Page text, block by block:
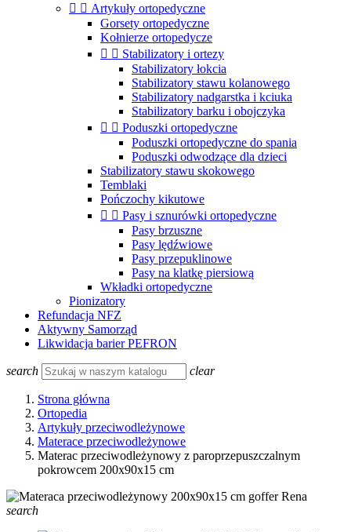
  Artykuły ortopedyczne
Gorsety ortopedyczne
Kołnierze ortopedycze
  Stabilizatory i ortezy
Stabilizatory łokcia
Stabilizatory stawu kolanowego
Stabilizatory nadgarstka i kciuka
Stabilizatory barku i obojczyka
  Poduszki ortopedyczne
Poduszki ortopedyczne do spania
Poduszki odwodzące dla dzieci
Stabilizatory stawu skokowego
Temblaki
Pończochy kikutowe
  Pasy i sznurówki ortopedyczne
Pasy brzuszne
Pasy lędźwiowe
Pasy przepuklinowe
Pasy na klatkę piersiową
Wkładki ortopedyczne
Pionizatory
Refundacja NFZ
Aktywny Samorząd
Likwidacja barier PEFRON
search clear
Strona główna
Ortopedia
Artykuły przeciwodleżynowe
Materace przeciwodleżynowe
Materac przeciwodleżynowy z paroprzepuszczalnym
pokrowcem 200x90x15 cm
search